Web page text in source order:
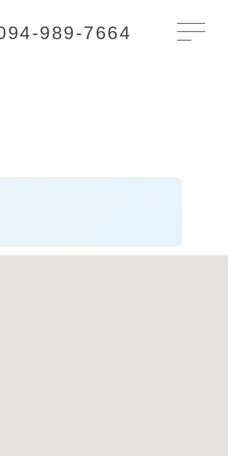
989-7664